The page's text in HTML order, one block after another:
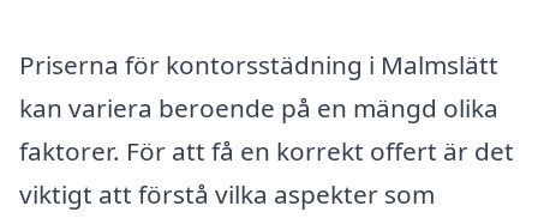
Priserna för kontorsstädning i Malmslätt
kan variera beroende på en mängd olika
faktorer. För att få en korrekt offert är det
viktigt att förstå vilka aspekter som